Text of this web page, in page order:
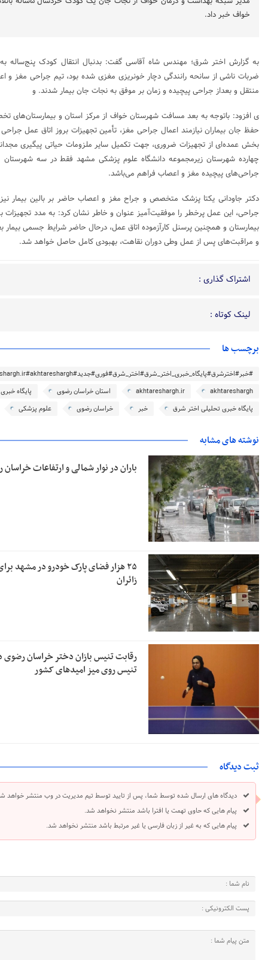
خواف خبر داد.
ضربات ناشی از سانحه رانندگی دچار خونریزی مغزی شده بود، تیم جراحی مغز و
منتقل و بعداز جراحی پیچیده و زمان بر موفق به نجات جان بیمار شدند. و
ی افزود: باتوجه به بعد مسافت شهرستان خواف از مرکز استان و بیمارستان‌های
حفظ جان بیماران نیازمند اعمال جراحی مغز، تأمین تجهیزات بروز اتاق عمل
بخش عمده‌ای از تجهیزات ضروری، جهت تکمیل سایر ملزومات حیاتی پیگیری
چهارده شهرستان زیرمجموعه دانشگاه علوم پزشکی مشهد فقط در سه شهرستان
جراحی‌های پیچیده مغز و اعصاب فراهم می‌باشد.
دکتر جاودانی یکتا پزشک متخصص و جراح مغز و اعصاب حاضر بر بالین بیمار
جراحی، این عمل پرخطر را موفقیت‌آمیز عنوان و خاطر نشان کرد: به مدد
بیمارستان و همچنین پرسنل کارآزموده اتاق عمل، درحال حاضر شرایط جسمی بیمار
و مراقبت‌های پس از عمل وطی دوران نقاهت، بهبودی کامل حاصل خواهد شد.
اشتراک گذاری :
لینک کوتاه :
برچسب ها
#خبر#اخترشرق#پایگاه_خبری_اختر_شرق#اختر_شرق#فوری#جدید#akhtareshargh.ir#akhtareshargh#خراسان#خراسان_رضوی
akhtareshargh
akhtareshargh.ir استان خراسان رضوی
پایگاه
پایگاه خبری تحلیلی اختر شرق
خبر خراسان رضوی علوم پزشکی
نوشته های مشابه
باران در نوار شمالی و ارتفاعات
۲۵ هزار فضای پارک خودرو در مشهد
زائران
رقابت تنیس بازان دختر خراسان رضوی
تنیس روی میز امیدهای کشور
ثبت دیدگاه
دیدگاه های ارسال شده توسط شما، پس از تایید توسط تیم مدیریت در وب منتشر خواهد
پیام هایی که حاوی تهمت یا افترا باشد منتشر نخواهد شد.
پیام هایی که به غیر از زبان فارسی یا غیر مرتبط باشد منتشر نخواهد شد.